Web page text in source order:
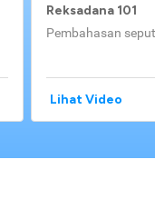
Reksadana 101
Pembahasan
Lihat Video